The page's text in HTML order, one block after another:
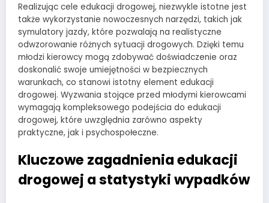
Realizując cele edukacji drogowej, niezwykle istotne jest
także wykorzystanie nowoczesnych narzędzi, takich jak
symulatory jazdy, które pozwalają na realistyczne
odwzorowanie różnych sytuacji drogowych. Dzięki temu
młodzi kierowcy mogą zdobywać doświadczenie oraz
doskonalić swoje umiejętności w bezpiecznych
warunkach, co stanowi istotny element edukacji
drogowej. Wyzwania stojące przed młodymi kierowcami
wymagają kompleksowego podejścia do edukacji
drogowej, które uwzględnia zarówno aspekty
praktyczne, jak i psychospołeczne.
Kluczowe zagadnienia edukacji
drogowej a statystyki wypadków